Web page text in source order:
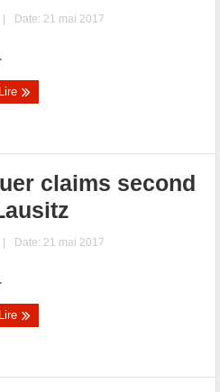
| Date: 21 mai 2017
Lire
claims second
| Date: 21 mai 2017
Lire